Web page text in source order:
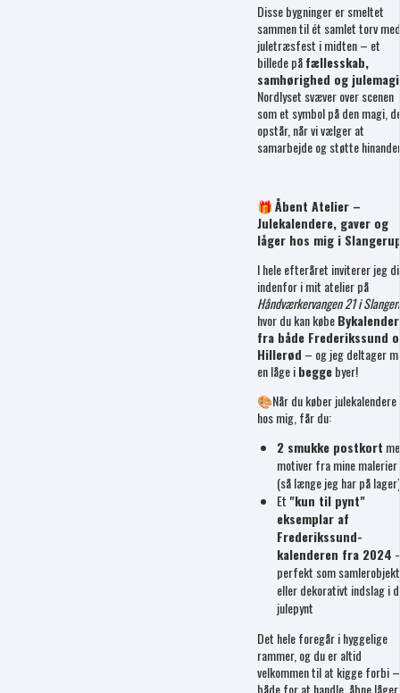
Disse bygninger er smeltet
sammen til ét samlet torv med
juletræsfest i midten – et
billede påfællesskab,
samhørighed og julemagi
Nordlyset svæver over scenen
som et symbol på den magi,
opstår, når vi vælger at
samarbejde og støtte
🎁Åbent Atelier –
Julekalendere, gaver og
låger hos mig i
I hele efteråret inviterer jeg
indenfor i mit atelier på
Håndværkervangen 21 i
hvor du kan købe
fra både Frederikssund
Hillerød – og jeg deltager
en låge ibeggebyer!
🎨Når du køber julekalendere
hos mig, får du:
2 smukke postkort
motiver fra mine malerier
(så længe jeg har på lager)
Et "kun til pynt"
eksemplar af
Frederikssund-
kalenderen fra 2024
perfekt som samlerobjekt
eller dekorativt indslag i
julepynt
Det hele foregår i hyggelige
rammer, og du er altid
velkommen til at kigge forbi –
både for at handle, åbne låger